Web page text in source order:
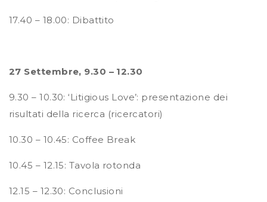
17.40 – 18.00: Dibattito
27 Settembre, 9.30 – 12.30
9.30 – 10.30: ‘Litigious Love’: presentazione dei
risultati della ricerca (ricercatori)
10.30 – 10.45: Coffee Break
10.45 – 12.15: Tavola rotonda
12.15 – 12.30: Conclusioni